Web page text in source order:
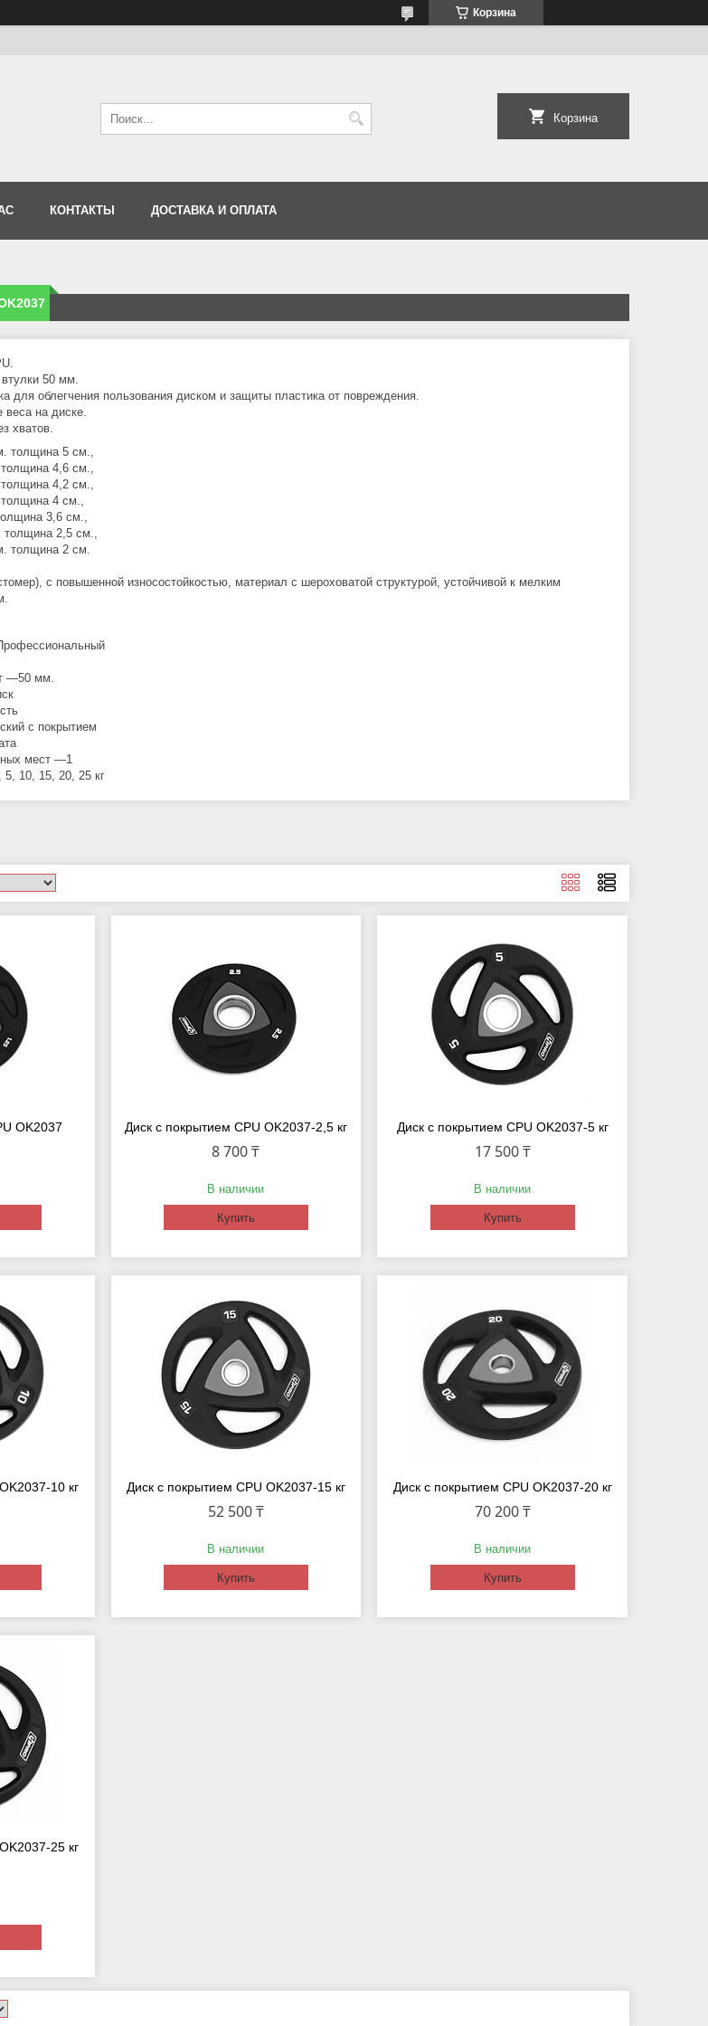
Корзина
Корзина
КОНТАКТЫ ДОСТАВКА И ОПЛАТА
50 мм.
для облегчения пользования диском и защиты пластика от повреждения.
веса на диске.
хватов.
толщина 5 см.,
толщина 4,6 см.,
толщина 4,2 см.,
толщина 4 см.,
3,6 см.,
толщина 2,5 см.,
толщина 2 см.
с повышенной износостойкостью, материал с шероховатой структурой, устойчивой к мелким
—50 мм.
с покрытием
мест —1
10, 15, 20, 25 кг
OK2037 Диск с покрытием CPU OK2037-2,5 кг
8 700 ₸
В наличии
Купить
Диск с покрытием CPU OK2037-5 кг
17 500 ₸
В наличии
Купить
10 кг Диск с покрытием CPU OK2037-15 кг
52 500 ₸
В наличии
Купить
Диск с покрытием CPU OK2037-20 кг
70 200 ₸
В наличии
Купить
25 кг